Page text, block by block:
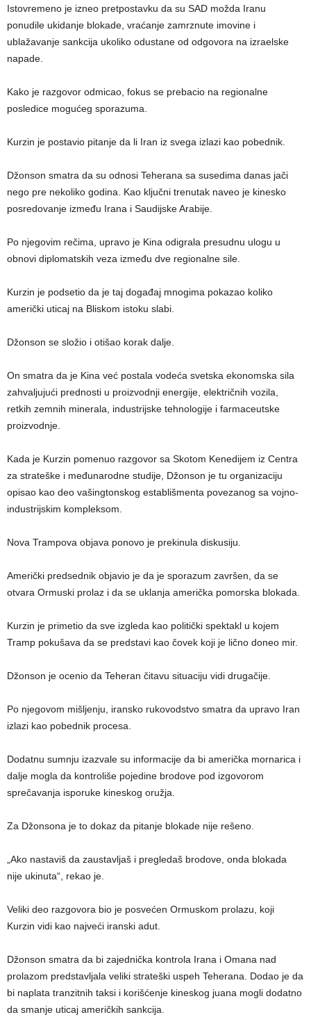
Istovremeno je izneo pretpostavku da su SAD možda Iranu
ponudile ukidanje blokade, vraćanje zamrznute imovine i
ublažavanje sankcija ukoliko odustane od odgovora na izraelske
napade.
Kako je razgovor odmicao, fokus se prebacio na regionalne
posledice mogućeg sporazuma.
Kurzin je postavio pitanje da li Iran iz svega izlazi kao pobednik.
Džonson smatra da su odnosi Teherana sa susedima danas jači
nego pre nekoliko godina. Kao ključni trenutak naveo je kinesko
posredovanje između Irana i Saudijske Arabije.
Po njegovim rečima, upravo je Kina odigrala presudnu ulogu u
obnovi diplomatskih veza između dve regionalne sile.
Kurzin je podsetio da je taj događaj mnogima pokazao koliko
američki uticaj na Bliskom istoku slabi.
Džonson se složio i otišao korak dalje.
On smatra da je Kina već postala vodeća svetska ekonomska sila
zahvaljujući prednosti u proizvodnji energije, električnih vozila,
retkih zemnih minerala, industrijske tehnologije i farmaceutske
proizvodnje.
Kada je Kurzin pomenuo razgovor sa Skotom Kenedijem iz Centra
za strateške i međunarodne studije, Džonson je tu organizaciju
opisao kao deo vašingtonskog establišmenta povezanog sa vojno-
industrijskim kompleksom.
Nova Trampova objava ponovo je prekinula diskusiju.
Američki predsednik objavio je da je sporazum završen, da se
otvara Ormuski prolaz i da se uklanja američka pomorska blokada.
Kurzin je primetio da sve izgleda kao politički spektakl u kojem
Tramp pokušava da se predstavi kao čovek koji je lično doneo mir.
Džonson je ocenio da Teheran čitavu situaciju vidi drugačije.
Po njegovom mišljenju, iransko rukovodstvo smatra da upravo Iran
izlazi kao pobednik procesa.
Dodatnu sumnju izazvale su informacije da bi američka mornarica i
dalje mogla da kontroliše pojedine brodove pod izgovorom
sprečavanja isporuke kineskog oružja.
Za Džonsona je to dokaz da pitanje blokade nije rešeno.
„Ako nastaviš da zaustavljaš i pregledaš brodove, onda blokada
nije ukinuta“, rekao je.
Veliki deo razgovora bio je posvećen Ormuskom prolazu, koji
Kurzin vidi kao najveći iranski adut.
Džonson smatra da bi zajednička kontrola Irana i Omana nad
prolazom predstavljala veliki strateški uspeh Teherana. Dodao je da
bi naplata tranzitnih taksi i korišćenje kineskog juana mogli dodatno
da smanje uticaj američkih sankcija.